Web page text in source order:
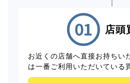
店頭
お近くの店舗へ直接お持ちい
は一番ご利用いただいている